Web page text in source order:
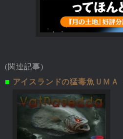
(関連記事)
■ アイスランドの猛毒魚ＵＭＡ